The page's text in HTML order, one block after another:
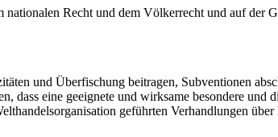
Recht und dem Völkerrecht und auf der
und Überfischung beitragen, Subventionen
dass eine geeignete und wirksame besondere
geführten Verhandlungen